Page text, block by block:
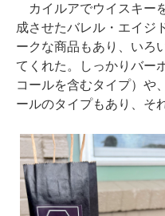
カイルアでウイスキー
成させたバレル・エイジ
ークな商品もあり、いろ
てくれた。しっかりバー
コールを含むタイプ）や
ールのタイプもあり、そ